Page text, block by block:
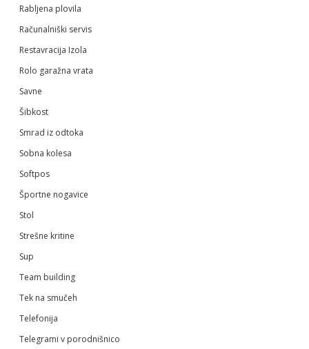
Rabljena plovila
Računalniški servis
Restavracija Izola
Rolo garažna vrata
Savne
Šibkost
Smrad iz odtoka
Sobna kolesa
Softpos
Športne nogavice
Stol
Strešne kritine
Sup
Team building
Tek na smučeh
Telefonija
Telegrami v porodnišnico